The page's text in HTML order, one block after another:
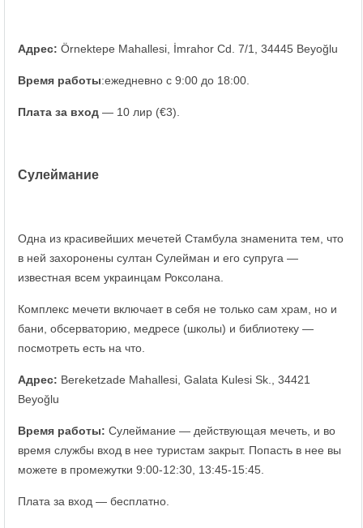
Адрес: Örnektepe Mahallesi, İmrahor Cd. 7/1, 34445 Beyoğlu
Время работы:ежедневно с 9:00 до 18:00.
Плата за вход — 10 лир (€3).
Сулеймание
Одна из красивейших мечетей Стамбула знаменита тем, что
в ней захоронены султан Сулейман и его супруга —
известная всем украинцам Роксолана.
Комплекс мечети включает в себя не только сам храм, но и
бани, обсерваторию, медресе (школы) и библиотеку —
посмотреть есть на что.
Адрес: Bereketzade Mahallesi, Galata Kulesi Sk., 34421
Beyoğlu
Время работы: Сулеймание — действующая мечеть, и во
время службы вход в нее туристам закрыт. Попасть в нее вы
можете в промежутки 9:00-12:30, 13:45-15:45.
Плата за вход — бесплатно.